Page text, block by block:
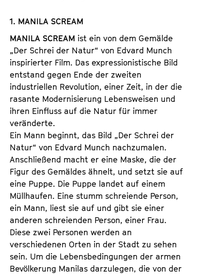
1. MANILA SCREAM
MANILA SCREAM ist ein von dem Gemälde
„Der Schrei der Natur“ von Edvard Munch
inspirierter Film. Das expressionistische Bild
entstand gegen Ende der zweiten
industriellen Revolution, einer Zeit, in der die
rasante Modernisierung Lebensweisen und
ihren Einfluss auf die Natur für immer
veränderte.
Ein Mann beginnt, das Bild „Der Schrei der
Natur“ von Edvard Munch nachzumalen.
Anschließend macht er eine Maske, die der
Figur des Gemäldes ähnelt, und setzt sie auf
eine Puppe. Die Puppe landet auf einem
Müllhaufen. Eine stumm schreiende Person,
ein Mann, liest sie auf und gibt sie einer
anderen schreienden Person, einer Frau.
Diese zwei Personen werden an
verschiedenen Orten in der Stadt zu sehen
sein. Um die Lebensbedingungen der armen
Bevölkerung Manilas darzulegen, die von der